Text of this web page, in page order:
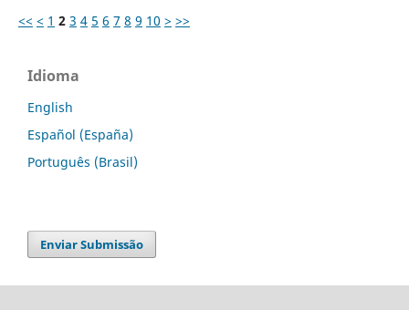
<< < 1 2 3 4 5 6 7 8 9 10 > >>
Idioma
English
Español (España)
Português (Brasil)
Enviar Submissão